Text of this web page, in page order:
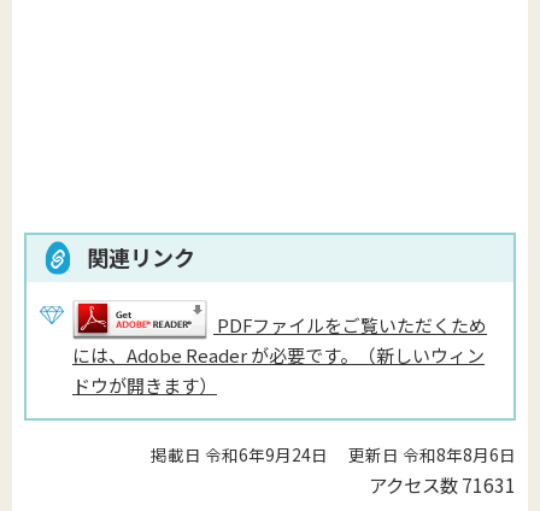
関連リンク
PDFファイルをご覧いただくため
には、Adobe Reader が必要です。（新しいウィン
ドウが開きます）
掲載日 令和6年9月24日 更新日 令和8年8月6日
アクセス数71631